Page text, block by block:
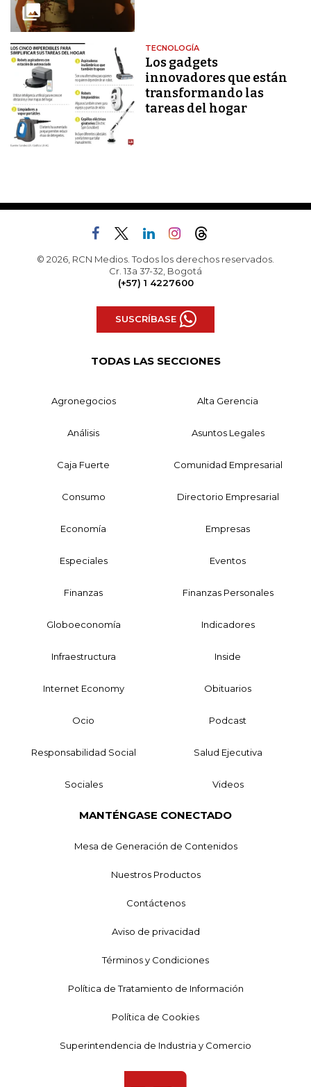
TECNOLOGÍA
Los gadgets
innovadores que están
transformando las
tareas del hogar
© 2026, RCN Medios. Todos los derechos reservados.
Cr. 13a 37-32, Bogotá
(+57) 1 4227600
SUSCRÍBASE
TODAS LAS SECCIONES
Agronegocios Alta Gerencia
Análisis Asuntos Legales
Caja Fuerte Comunidad Empresarial
Consumo Directorio Empresarial
Economía Empresas
Especiales Eventos
Finanzas Finanzas Personales
Globoeconomía Indicadores
Infraestructura Inside
Internet Economy Obituarios
Ocio Podcast
Responsabilidad Social Salud Ejecutiva
Sociales Videos
MANTÉNGASE CONECTADO
Mesa de Generación de Contenidos
Nuestros Productos
Contáctenos
Aviso de privacidad
Términos y Condiciones
Política de Tratamiento de Información
Política de Cookies
Superintendencia de Industria y Comercio